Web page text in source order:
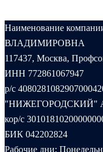
Наименование
ВЛАДИМИРОВНА
117437, Москва,
ИНН 772861067947
р/с
"НИЖЕГОРОДСКИЙ"
кор/с
БИК 042202824
Рабочие дни: